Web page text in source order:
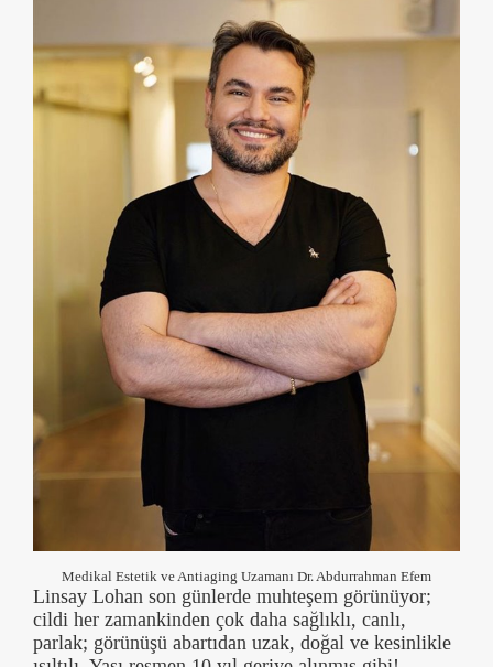
Medikal Estetik ve Antiaging Uzamanı Dr. Abdurrahman Efem
Linsay Lohan son günlerde muhteşem görünüyor;
cildi her zamankinden çok daha sağlıklı, canlı,
parlak; görünüşü abartıdan uzak, doğal ve kesinlikle